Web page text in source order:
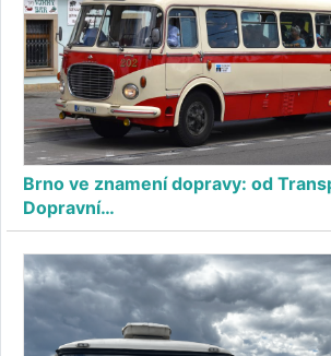
Brno ve znamení dopravy: od
Dopravní…